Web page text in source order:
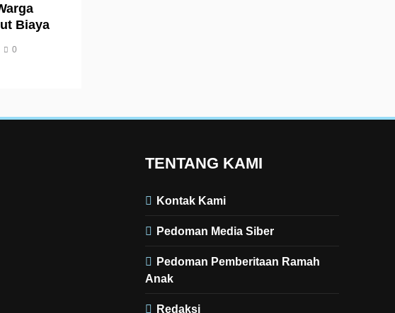
Biaya
0
TENTANG KAMI
Kontak Kami
Pedoman Media Siber
Pedoman Pemberitaan Ramah
Anak
Redaksi